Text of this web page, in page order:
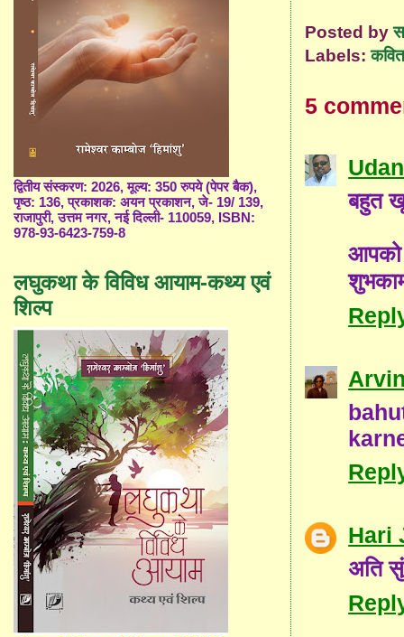
Posted by
Labels:
5
बहुत
आपको
Hari
अति
द्वितीय संस्करण: 2026, मूल्य: 350 रुपये (पेपर बैक),
पृष्ठ: 136, प्रकाशक: अयन प्रकाशन, जे- 19/ 139,
राजापुरी, उत्तम नगर, नई दिल्ली- 110059, ISBN:
978-93-6423-759-8
लघुकथा के विविध आयाम-कथ्य एवं
शिल्प